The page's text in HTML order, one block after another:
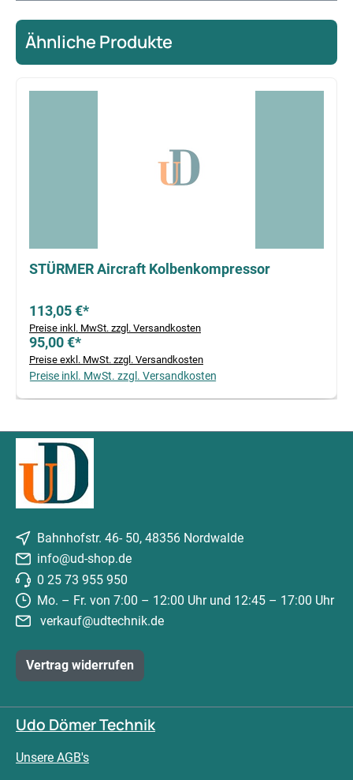
Ähnliche Produkte
STÜRMER Aircraft Kolbenkompressor
113,05 €*
Preise inkl. MwSt. zzgl. Versandkosten
95,00 €*
Preise exkl. MwSt. zzgl. Versandkosten
Preise inkl. MwSt. zzgl. Versandkosten
Bahnhofstr. 46- 50, 48356 Nordwalde
info@ud-shop.de
0 25 73 955 950
Mo. – Fr. von 7:00 – 12:00 Uhr und 12:45 – 17:00 Uhr
verkauf@udtechnik.de
Vertrag widerrufen
Udo Dömer Technik
Unsere AGB's